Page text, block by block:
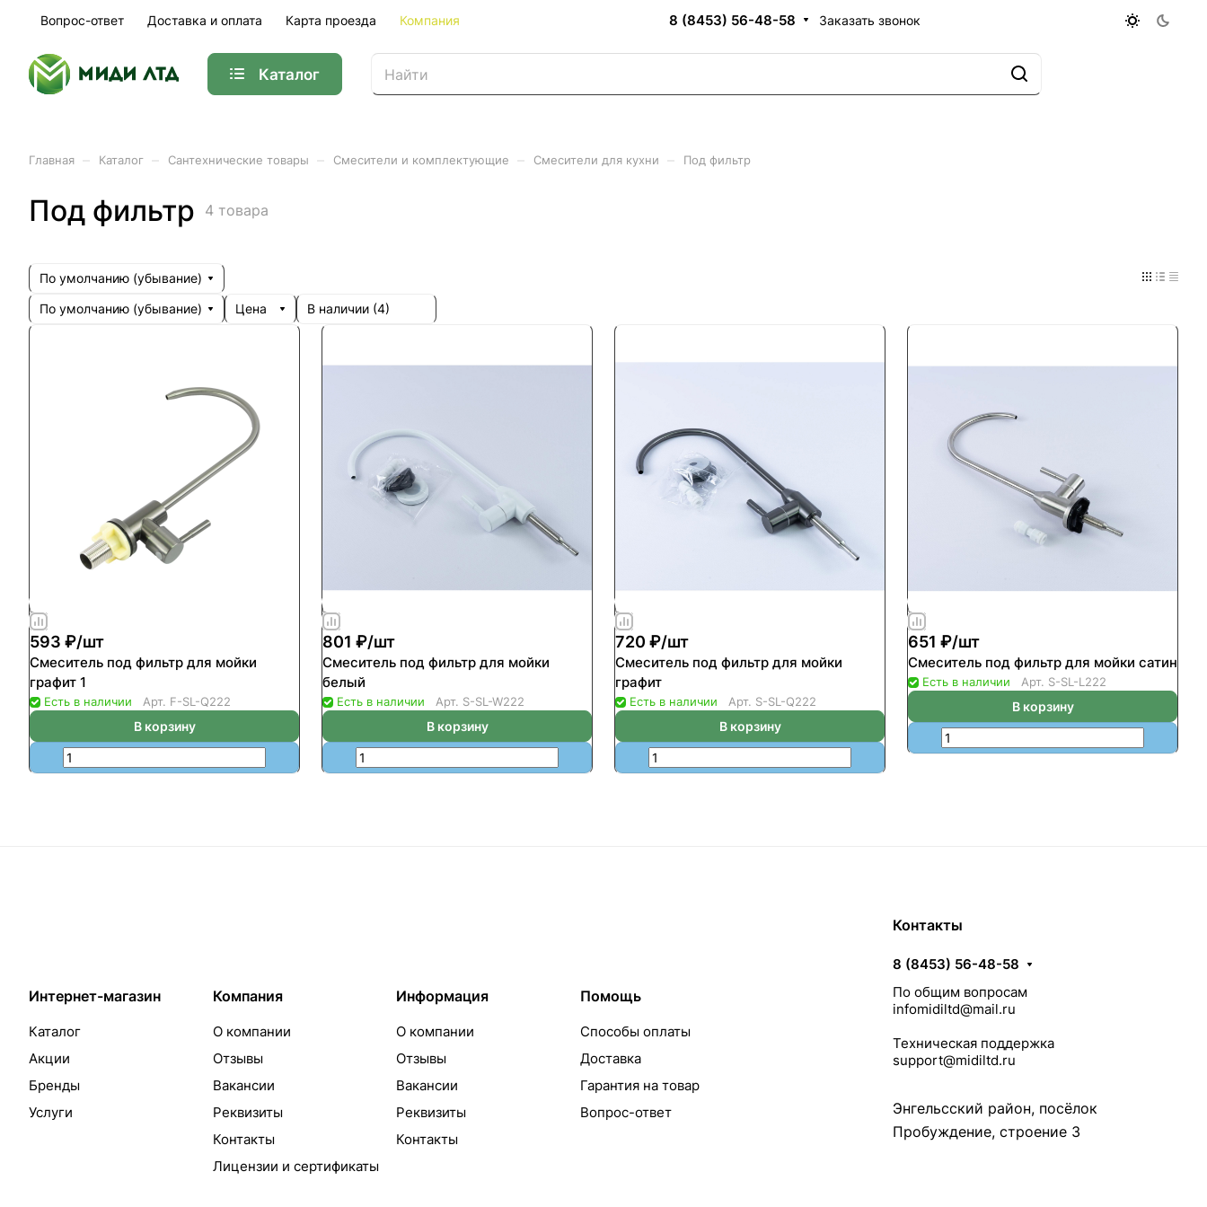
Вопрос-ответ Доставка и оплата Карта проезда Компания 8 (8453) 56-48-58 Заказать звонок
Каталог
Главная Каталог Сантехнические товары Смесители и комплектующие Смесители для кухни Под фильтр
Под фильтр 4 товара
По умолчанию (убывание)
По умолчанию (убывание)
Цена В наличии (4)
593 ₽/шт
Смеситель под фильтр для мойки
графит 1
Есть в наличии Арт. F-SL-Q222
В корзину
801 ₽/шт
Смеситель под фильтр для мойки
белый
Есть в наличии Арт. S-SL-W222
В корзину
720 ₽/шт
Смеситель под фильтр для мойки
графит
Есть в наличии Арт. S-SL-Q222
В корзину
651 ₽/шт
Смеситель под фильтр для мойки сатин
Есть в наличии Арт. S-SL-L222
В корзину
Интернет-магазин
Каталог
Акции
Бренды
Услуги
Компания
О компании
Отзывы
Вакансии
Реквизиты
Контакты
Лицензии и сертификаты
Информация
О компании
Отзывы
Вакансии
Реквизиты
Контакты
Помощь
Способы оплаты
Доставка
Гарантия на товар
Вопрос-ответ
Контакты
8 (8453) 56-48-58
По общим вопросам
infomidiltd@mail.ru
Техническая поддержка
support@midiltd.ru
Энгельсский район, посёлок
Пробуждение, строение 3